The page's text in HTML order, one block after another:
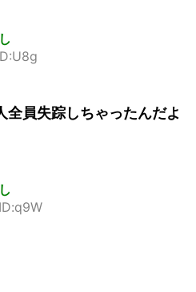
全員失踪しちゃったんだよ